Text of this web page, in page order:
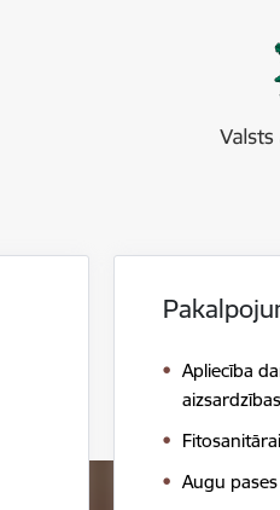
Apliecība
Augu pases